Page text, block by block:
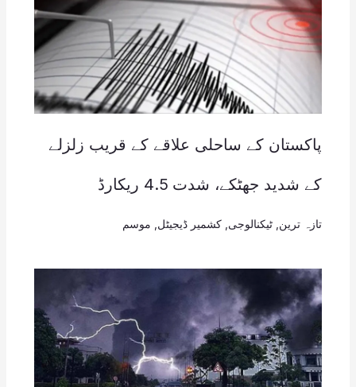
پاکستان کے ساحلی علاقے کے قریب زلزلے
کے شدید جھٹکے، شدت 4.5 ریکارڈ
تازہ ترین ٹیکنالوجی کشمیر ڈیجیٹل موسم